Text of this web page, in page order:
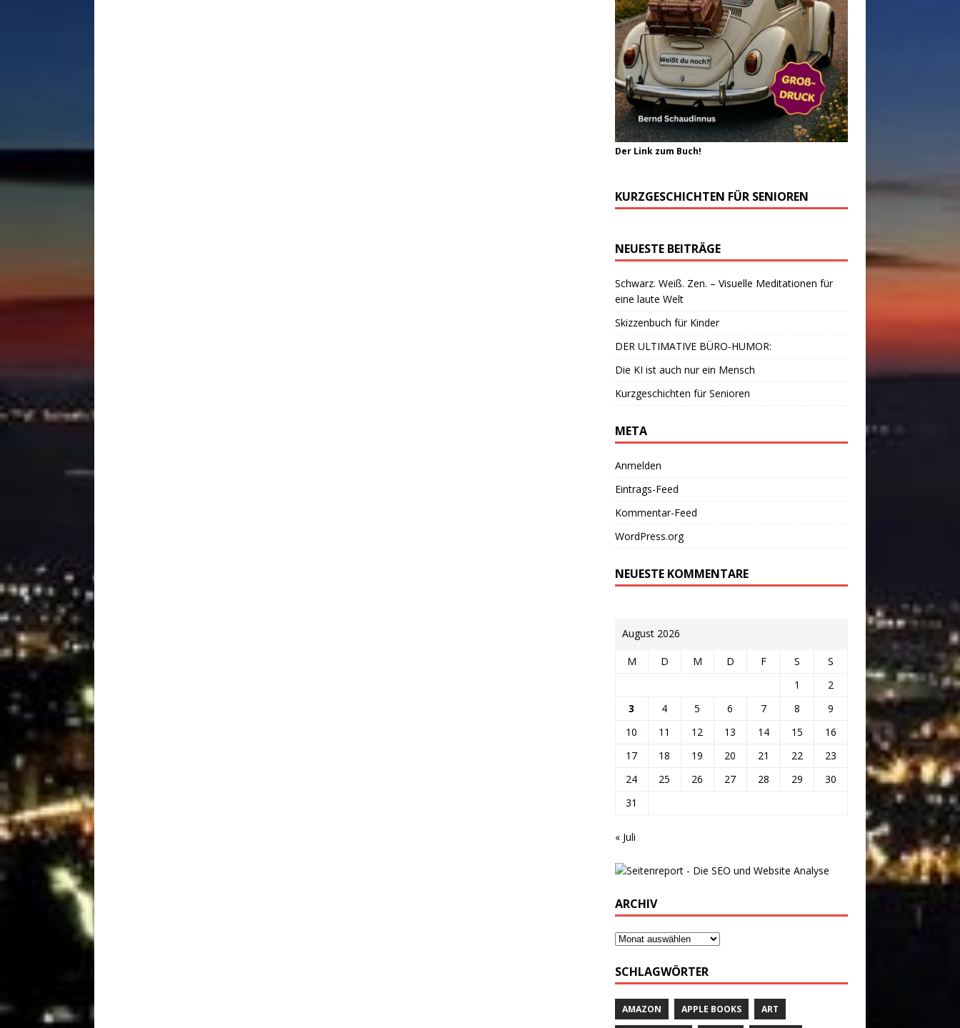
Der Link zum Buch!
KURZGESCHICHTEN FÜR SENIOREN
NEUESTE BEITRÄGE
Schwarz. Weiß. Zen. – Visuelle Meditationen für
eine laute Welt
Skizzenbuch für Kinder
DER ULTIMATIVE BÜRO-HUMOR:
Die KI ist auch nur ein Mensch
Kurzgeschichten für Senioren
META
Anmelden
Eintrags-Feed
Kommentar-Feed
WordPress.org
NEUESTE KOMMENTARE
August 2026
M D M D F S
S
1
2
3
4 5 6 7 8
9
10
11 12 13 14 15
16
17
18 19 20 21 22
23
24
25 26 27 28 29
30
31
« Juli
ARCHIV
SCHLAGWÖRTER
AMAZON APPLE BOOKS ART